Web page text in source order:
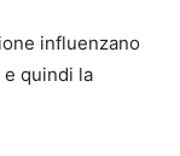
influenzano
quindi la